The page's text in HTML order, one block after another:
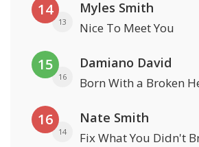
14
13
Myles Smith
Nice To Meet You
15
16
Damiano David
Born With a Broken
16
14
Nate Smith
Fix What You Didn't